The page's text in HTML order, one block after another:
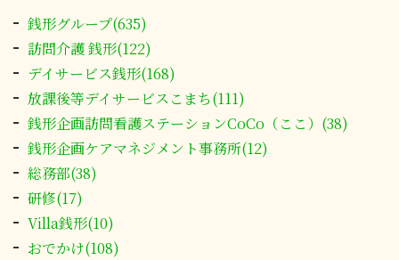
銭形グループ(635)
訪問介護 銭形(122)
デイサービス銭形(168)
放課後等デイサービスこまち(111)
銭形企画訪問看護ステーションCoCo（ここ）(38)
銭形企画ケアマネジメント事務所(12)
総務部(38)
研修(17)
Villa銭形(10)
おでかけ(108)